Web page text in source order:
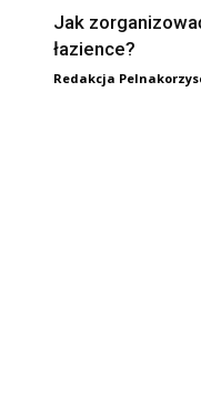
Jak
łazience?
Redakcja